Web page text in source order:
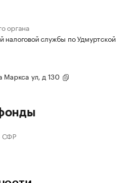
органа
налоговой службы по Удмуртской
Маркса ул, д 130
СФР